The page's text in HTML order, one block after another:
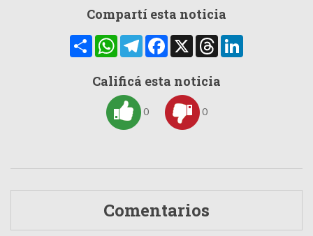
Compartí esta noticia
CompartirWhatsAppTelegramFacebook
X Threads
Calificá esta noticia
0 0
Comentarios